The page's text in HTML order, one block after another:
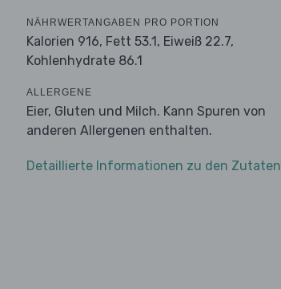
NÄHRWERTANGABEN PRO PORTION
Kalorien 916, Fett 53.1, Eiweiß 22.7,
Kohlenhydrate 86.1
ALLERGENE
Eier, Gluten und Milch. Kann Spuren von
anderen Allergenen enthalten.
Detaillierte Informationen zu den Zutaten